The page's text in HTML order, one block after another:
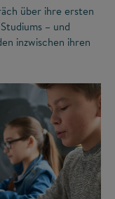
über ihre ersten
– und
inzwischen ihren